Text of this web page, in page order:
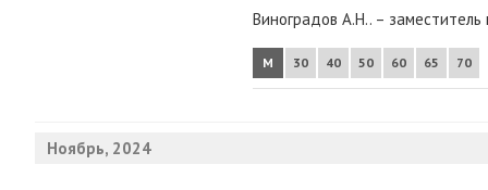
2007
Виноградов А.Н.. –
М 30 40 50 60 65 70
Ноябрь, 2024